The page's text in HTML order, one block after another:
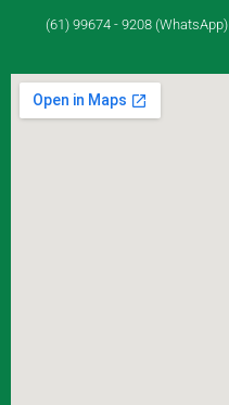
(61) 99674 - 9208 (WhatsApp)